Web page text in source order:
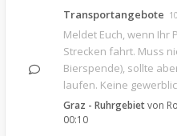
Transportangebote
Meldet Euch, wenn Ihr
Strecken fahrt. Muss
Bierspende), sollte
laufen. Keine
Graz - Ruhrgebietvon
00:10